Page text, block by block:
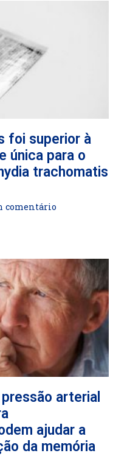
foi superior à
única para o
trachomatis
comentário
arterial
ajudar a
da memória